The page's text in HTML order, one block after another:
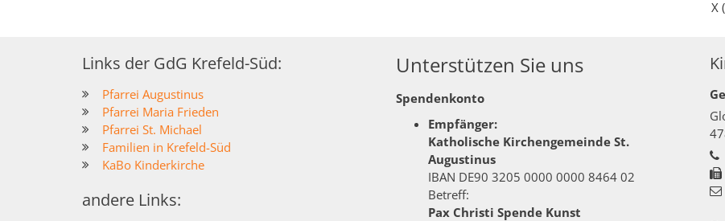
X
Links der GdG Krefeld-Süd:
Pfarrei Augustinus
Pfarrei Maria Frieden
Pfarrei St. Michael
Familien in Krefeld-Süd
KaBo Kinderkirche
andere Links:
Unterstützen Sie uns
Spendenkonto
Empfänger:
Katholische Kirchengemeinde St.
Augustinus
IBAN DE90 3205 0000 0000 8464 02
Betreff:
Pax Christi Spende Kunst